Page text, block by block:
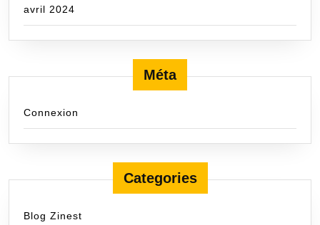
avril 2024
Méta
Connexion
Categories
Blog Zinest